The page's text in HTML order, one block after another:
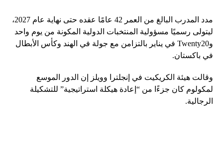
مدد المدرب البالغ من العمر 42 عامًا عقده حتى نهاية عام 2027،
ليتولى رسميًا مسؤولية المنتخبات الدولية المكونة من يوم واحد
وTwenty20 في يناير بالتزامن مع جولة في الهند وكأس الأبطال
في باكستان.
وقالت هيئة الكريكيت في إنجلترا وويلز إن الدور الموسع
لمكولوم كان جزءًا من “إعادة هيكلة استراتيجية” للتشكيلة
الرجالية.